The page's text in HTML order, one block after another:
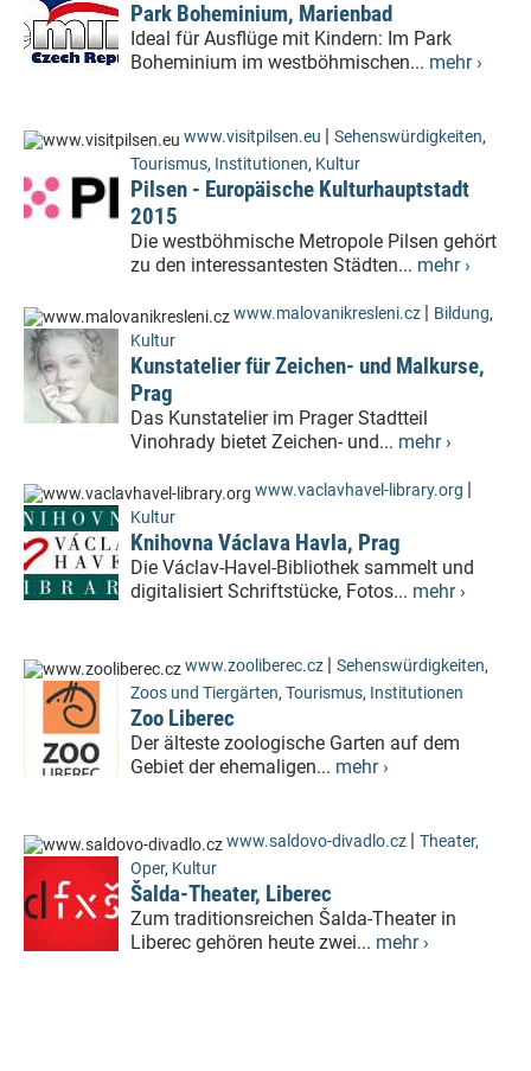
Park Boheminium, Marienbad
Ideal für Ausflüge mit Kindern: Im Park
Boheminium im westböhmischen... mehr ›
www.visitpilsen.eu | Sehenswürdigkeiten,
Tourismus, Institutionen, Kultur
Pilsen - Europäische Kulturhauptstadt
2015
Die westböhmische Metropole Pilsen gehört
zu den interessantesten Städten... mehr ›
www.malovanikresleni.cz | Bildung,
Kultur
Kunstatelier für Zeichen- und Malkurse,
Prag
Das Kunstatelier im Prager Stadtteil
Vinohrady bietet Zeichen- und... mehr ›
www.vaclavhavel-library.org |
Kultur
Knihovna Václava Havla, Prag
Die Václav-Havel-Bibliothek sammelt und
digitalisiert Schriftstücke, Fotos... mehr ›
www.zooliberec.cz | Sehenswürdigkeiten,
Zoos und Tiergärten, Tourismus, Institutionen
Zoo Liberec
Der älteste zoologische Garten auf dem
Gebiet der ehemaligen... mehr ›
www.saldovo-divadlo.cz | Theater,
Oper, Kultur
Šalda-Theater, Liberec
Zum traditionsreichen Šalda-Theater in
Liberec gehören heute zwei... mehr ›